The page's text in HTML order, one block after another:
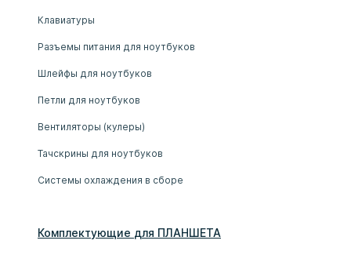
Клавиатуры
Разъемы питания для ноутбуков
Шлейфы для ноутбуков
Петли для ноутбуков
Вентиляторы (кулеры)
Тачскрины для ноутбуков
Системы охлаждения в сборе
Комплектующие для ПЛАНШЕТА